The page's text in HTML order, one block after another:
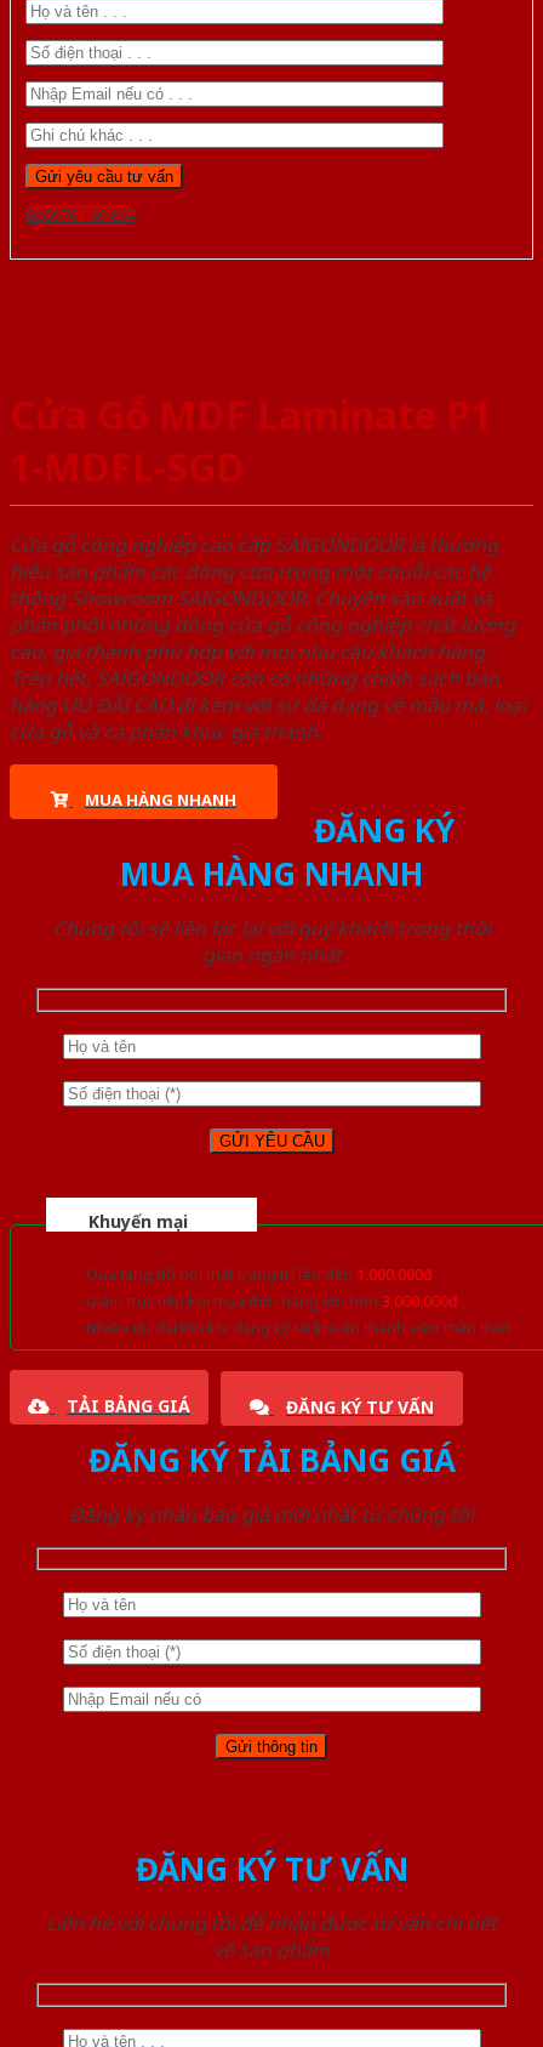
Gọi 0976.169.864
Cửa Gỗ MDF Laminate P1
1-MDFL-SGD
Cửa gỗ công nghiệp cao cấp SAIGONDOOR là thương
hiệu sản phẩm các dòng cửa trong một chuỗi các hệ
thống Showroom SAIGONDOOR. Chuyên sản xuất và
phân phối những dòng cửa gỗ công nghiệp chất lượng
cao, giá thành phù hợp với mọi nhu cầu khách hàng.
Trên hết, SAIGONDOOR còn có những chính sách bán
hàng ƯU ĐÃI CAO đi kèm với sự đa dạng về mẫu mã, loại
cửa gỗ và cả phân khúc giá thành.
MUA HÀNG NHANH
ĐĂNG KÝ
MUA HÀNG NHANH
Chúng tôi sẽ liên lạc lại với quý khách trong thời
gian ngắn nhất
Khuyến mại
Quà tặng đồ nội thất trang trí lên đến 1.000.000đ
Giảm trực tiếp khi mua đơn hàng lớn hơn 3.000.000đ
Nhiều ưu đãi lớn khi đăng ký tài khoản thành viên thân thiết
TẢI BẢNG GIÁ ĐĂNG KÝ TƯ VẤN
ĐĂNG KÝ TẢI BẢNG GIÁ
Đăng ký nhận báo giá mới nhất từ chúng tôi
ĐĂNG KÝ TƯ VẤN
Liên hệ với chúng tôi để nhận được tư vấn chi tiết
về sản phẩm